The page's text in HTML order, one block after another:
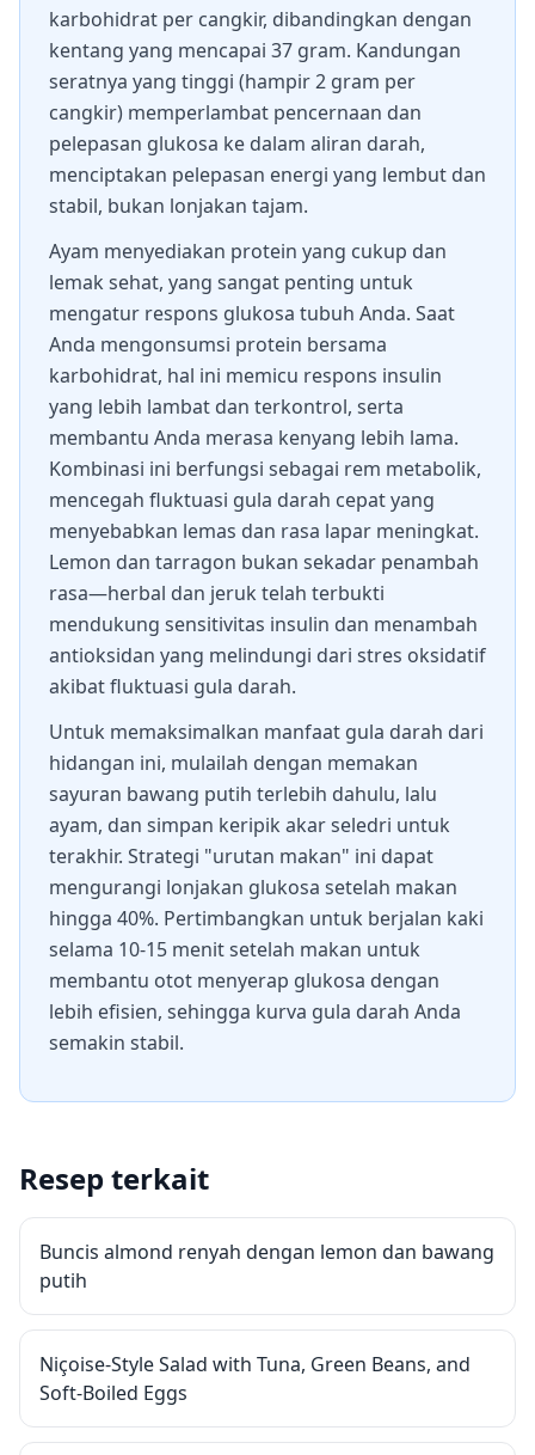
karbohidrat per cangkir, dibandingkan dengan
kentang yang mencapai 37 gram. Kandungan
seratnya yang tinggi (hampir 2 gram per
cangkir) memperlambat pencernaan dan
pelepasan glukosa ke dalam aliran darah,
menciptakan pelepasan energi yang lembut dan
stabil, bukan lonjakan tajam.
Ayam menyediakan protein yang cukup dan
lemak sehat, yang sangat penting untuk
mengatur respons glukosa tubuh Anda. Saat
Anda mengonsumsi protein bersama
karbohidrat, hal ini memicu respons insulin
yang lebih lambat dan terkontrol, serta
membantu Anda merasa kenyang lebih lama.
Kombinasi ini berfungsi sebagai rem metabolik,
mencegah fluktuasi gula darah cepat yang
menyebabkan lemas dan rasa lapar meningkat.
Lemon dan tarragon bukan sekadar penambah
rasa—herbal dan jeruk telah terbukti
mendukung sensitivitas insulin dan menambah
antioksidan yang melindungi dari stres oksidatif
akibat fluktuasi gula darah.
Untuk memaksimalkan manfaat gula darah dari
hidangan ini, mulailah dengan memakan
sayuran bawang putih terlebih dahulu, lalu
ayam, dan simpan keripik akar seledri untuk
terakhir. Strategi "urutan makan" ini dapat
mengurangi lonjakan glukosa setelah makan
hingga 40%. Pertimbangkan untuk berjalan kaki
selama 10-15 menit setelah makan untuk
membantu otot menyerap glukosa dengan
lebih efisien, sehingga kurva gula darah Anda
semakin stabil.
Resep terkait
Buncis almond renyah dengan lemon dan bawang
putih
Niçoise-Style Salad with Tuna, Green Beans, and
Soft-Boiled Eggs